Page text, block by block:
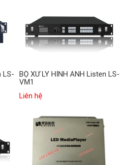
LS-
BỘ XỬ LÝ HÌNH ẢNH Listen LS-
VM1
Liên hệ